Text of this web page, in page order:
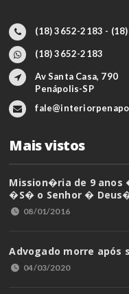
(18) 3652-2183 -
(18) 3652-2183
Av Santa Casa, 790
Penápolis-SP
Mais vistos
Mission�ria de 9 anos
�S� o Senhor �
08/01/2016
Advogado morre após
04/03/2020